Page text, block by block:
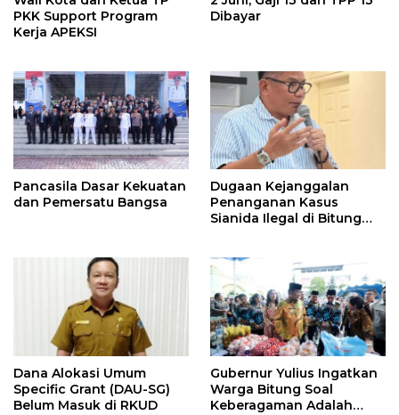
PKK Support Program
Kerja APEKSI
Dibayar
Pancasila Dasar Kekuatan
dan Pemersatu Bangsa
Dugaan Kejanggalan
Penanganan Kasus
Sianida Ilegal di Bitung
Dana Alokasi Umum
Specific Grant (DAU-SG)
Belum Masuk di RKUD
Gubernur Yulius Ingatkan
Warga Bitung Soal
Keberagaman Adalah